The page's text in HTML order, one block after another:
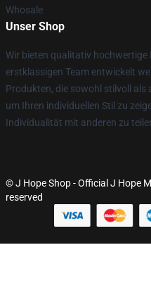
Whosale
Unser Shop
Wir bieten qualitativ hochwertige
erstklassigen Team entwickelt
Produkten, die sowohl stilvoll als
um Ihren individuellen Stil zu
Individualität mit anderen zu
© J Hope Shop - Official J Hope
reserved